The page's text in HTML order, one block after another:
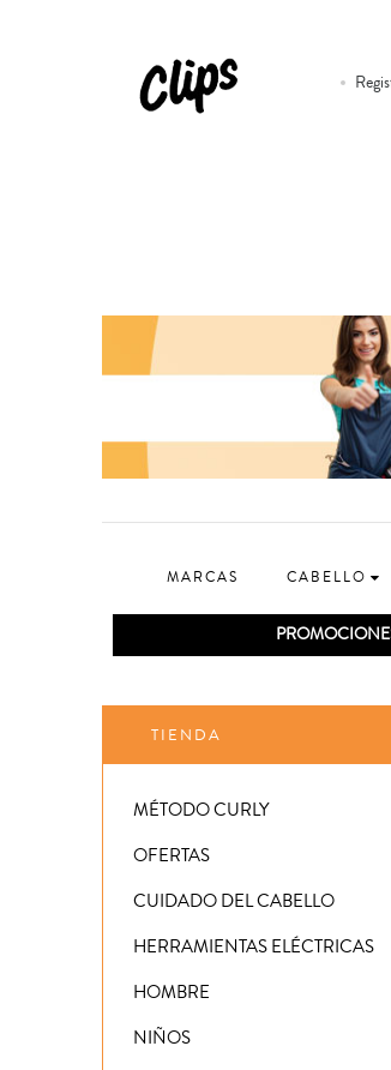
MARCAS CABELLO
TIENDA
MÉTODO CURLY
OFERTAS
CUIDADO DEL CABELLO
HERRAMIENTAS ELÉCTRICAS
HOMBRE
NIÑOS